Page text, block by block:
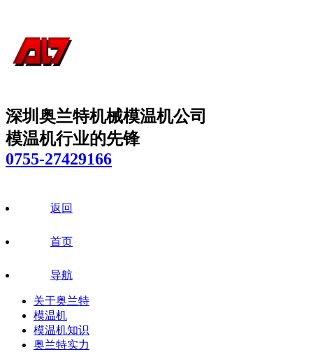
深圳奥兰特机械模温机公司
模温机行业的先锋
0755-27429166
返回
首页
导航
关于奥兰特
模温机
模温机知识
奥兰特实力